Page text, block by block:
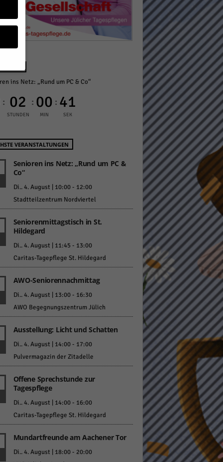
ins Netz: „Rund um PC & Co“
: 02
STUNDEN
: 00
MIN
: 40
SEK
VERANSTALTUNGEN
Senioren ins Netz: „Rund um PC &
Co“
Di.. 4. August | 10:00- 12:00
Stadtteilzentrum Nordviertel
Seniorenmittagstisch in St.
Hildegard
Di.. 4. August | 11:45 - 13:00
Caritas-Tagepflege St. Hildegard
AWO-Seniorennachmittag
Di.. 4. August | 13:00- 16:30
AWO Begegnungszentrum Jülich
Ausstellung: Licht und Schatten
Di.. 4. August | 14:00- 17:00
Pulvermagazin der Zitadelle
Offene Sprechstunde zur
Tagespflege
Di.. 4. August | 14:00- 16:00
Caritas-Tagepflege St. Hildegard
Mundartfreunde am Aachener Tor
Di.. 4. August | 18:00- 20:00
z.
Statistiken
Externe Medien